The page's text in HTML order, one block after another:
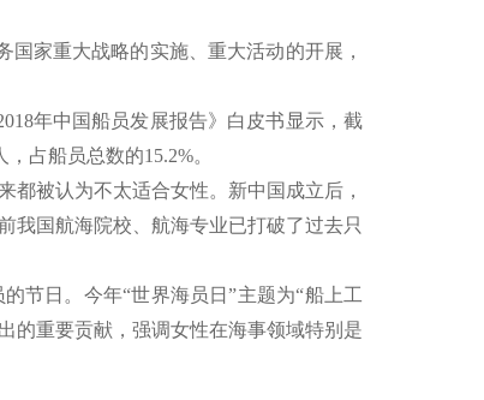
家重大战略的实施、重大活动的开展，
年中国船员发展报告》白皮书显示，截
占船员总数的15.2%。
被认为不太适合女性。新中国成立后，
我国航海院校、航海专业已打破了过去只
日。今年“世界海员日”主题为“船上工
的重要贡献，强调女性在海事领域特别是